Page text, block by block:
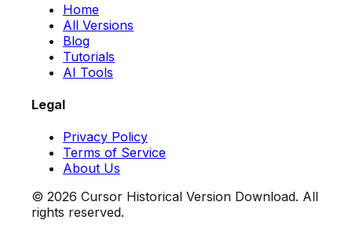
Home
All Versions
Blog
Tutorials
AI Tools
Legal
Privacy Policy
Terms of Service
About Us
© 2026 Cursor Historical Version Download. All
rights reserved.